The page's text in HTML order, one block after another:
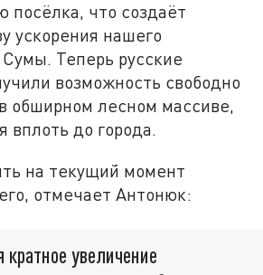
посёлка, что создаёт
ускорения нашего
Теперь русские
возможность свободно
обширном лесном массиве,
вплоть до города.
на текущий момент
отмечает Антонюк:
кратное увеличение